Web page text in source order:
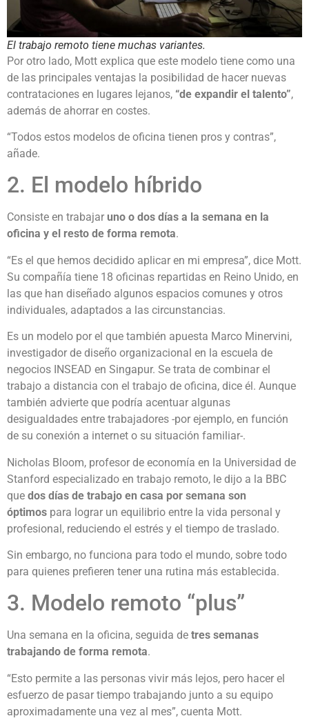
El trabajo remoto tiene muchas variantes.
Por otro lado, Mott explica que este modelo tiene como una
de las principales ventajas la posibilidad de hacer nuevas
contrataciones en lugares lejanos, “de expandir el talento”,
además de ahorrar en costes.
“Todos estos modelos de oficina tienen pros y contras”,
añade.
2. El modelo híbrido
Consiste en trabajar uno o dos días a la semana en la
oficina y el resto de forma remota.
“Es el que hemos decidido aplicar en mi empresa”, dice Mott.
Su compañía tiene 18 oficinas repartidas en Reino Unido, en
las que han diseñado algunos espacios comunes y otros
individuales, adaptados a las circunstancias.
Es un modelo por el que también apuesta Marco Minervini,
investigador de diseño organizacional en la escuela de
negocios INSEAD en Singapur. Se trata de combinar el
trabajo a distancia con el trabajo de oficina, dice él. Aunque
también advierte que podría acentuar algunas
desigualdades entre trabajadores -por ejemplo, en función
de su conexión a internet o su situación familiar-.
Nicholas Bloom, profesor de economía en la Universidad de
Stanford especializado en trabajo remoto, le dijo a la BBC
que dos días de trabajo en casa por semana son
óptimos para lograr un equilibrio entre la vida personal y
profesional, reduciendo el estrés y el tiempo de traslado.
Sin embargo, no funciona para todo el mundo, sobre todo
para quienes prefieren tener una rutina más establecida.
3. Modelo remoto “plus”
Una semana en la oficina, seguida de tres semanas
trabajando de forma remota.
“Esto permite a las personas vivir más lejos, pero hacer el
esfuerzo de pasar tiempo trabajando junto a su equipo
aproximadamente una vez al mes”, cuenta Mott.